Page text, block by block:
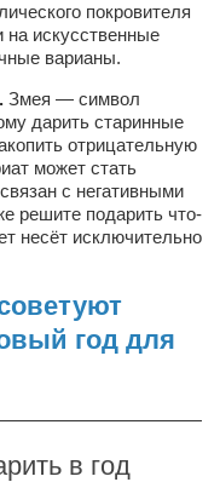
— кафе
велосипедов
ЗАКАЗ
одежды
центр
покровителя
на искусственные
варианы.
Змея — символ
дарить старинные
отрицательную
может стать
с негативными
решите подарить что-
несёт исключительно
год для
в год